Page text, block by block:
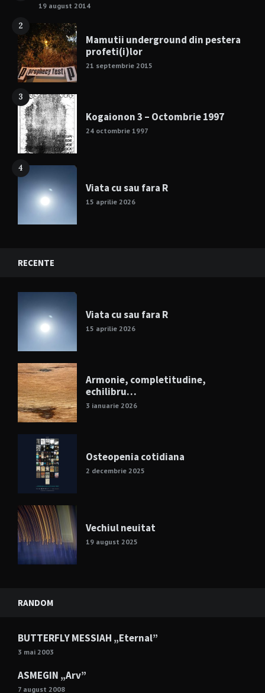
19 august 2014
2
Mamutii underground din pestera
profeti(i)lor
21 septembrie 2015
3
Kogaionon 3 – Octombrie 1997
24 octombrie 1997
4
Viata cu sau fara R
15 aprilie 2026
RECENTE
Viata cu sau fara R
15 aprilie 2026
Armonie, completitudine,
echilibru…
3 ianuarie 2026
Osteopenia cotidiana
2 decembrie 2025
Vechiul neuitat
19 august 2025
RANDOM
BUTTERFLY MESSIAH „Eternal”
3 mai 2003
ASMEGIN „Arv”
7 august 2008